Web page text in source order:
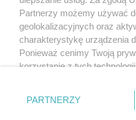
O
Partnerzy możemy używać
geolokalizacyjnych oraz
charakterystykę urządzenia
Ponieważ cenimy Twoją
korzystanie z tych
zmienić/wycofać klikając
znajdujący się w lewym
PARTNERZY